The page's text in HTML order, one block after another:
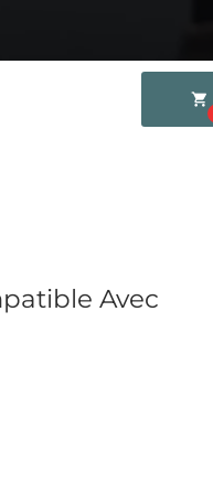
local_grocery_store
Avec